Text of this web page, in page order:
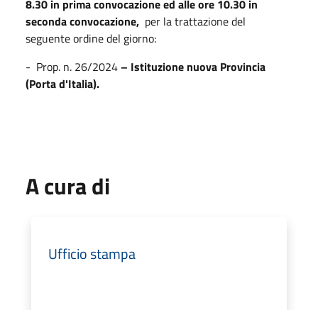
8.30 in prima convocazione ed alle ore 10.30 in
seconda convocazione, per la trattazione del
seguente ordine del giorno:
- Prop. n. 26/2024 – Istituzione nuova Provincia
(Porta d'Italia).
A cura di
Ufficio stampa